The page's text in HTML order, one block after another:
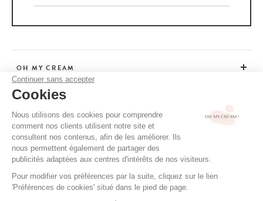
Continuer sans accepter
Cookies
Nous utilisons des cookies pour comprendre
comment nos clients utilisent notre site et
consultent nos contenus, afin de les améliorer. Ils
nous permettent également de partager des
publicités adaptées aux centres d'intérêts de nos visiteurs.
Pour modifier vos préférences par la suite, cliquez sur le lien
'Préférences de cookies' situé dans le pied de page.
OH MY CREAM
CUSTOMER SERVICE
ADVICE
CGV / CGU